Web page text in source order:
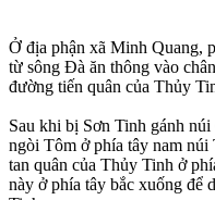
Ở địa phận xã Minh Quang,
từ sông Đà ăn thông vào
đường tiến quân của Thủy
Sau khi bị Sơn Tinh gánh
ngòi Tôm ở phía tây nam
tan quân của Thủy Tinh ở
này ở phía tây bắc xuống để